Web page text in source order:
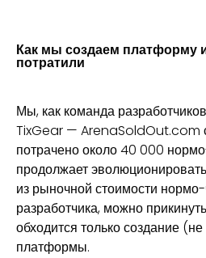
Как мы создаем платформу
потратили
Мы, как команда
TixGear — ArenaSoldOut.com
потрачено около 40 000
продолжает
из рыночной стоимости
разработчика, можно
обходится только создание
платформы.